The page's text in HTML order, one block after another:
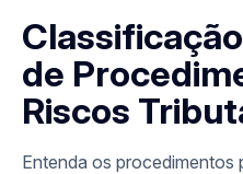
de
Riscos
Entenda os procedimentos